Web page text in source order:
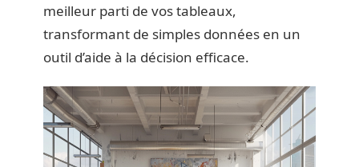
meilleur parti de vos tableaux,
transformant de simples données en un
outil d’aide à la décision efficace.